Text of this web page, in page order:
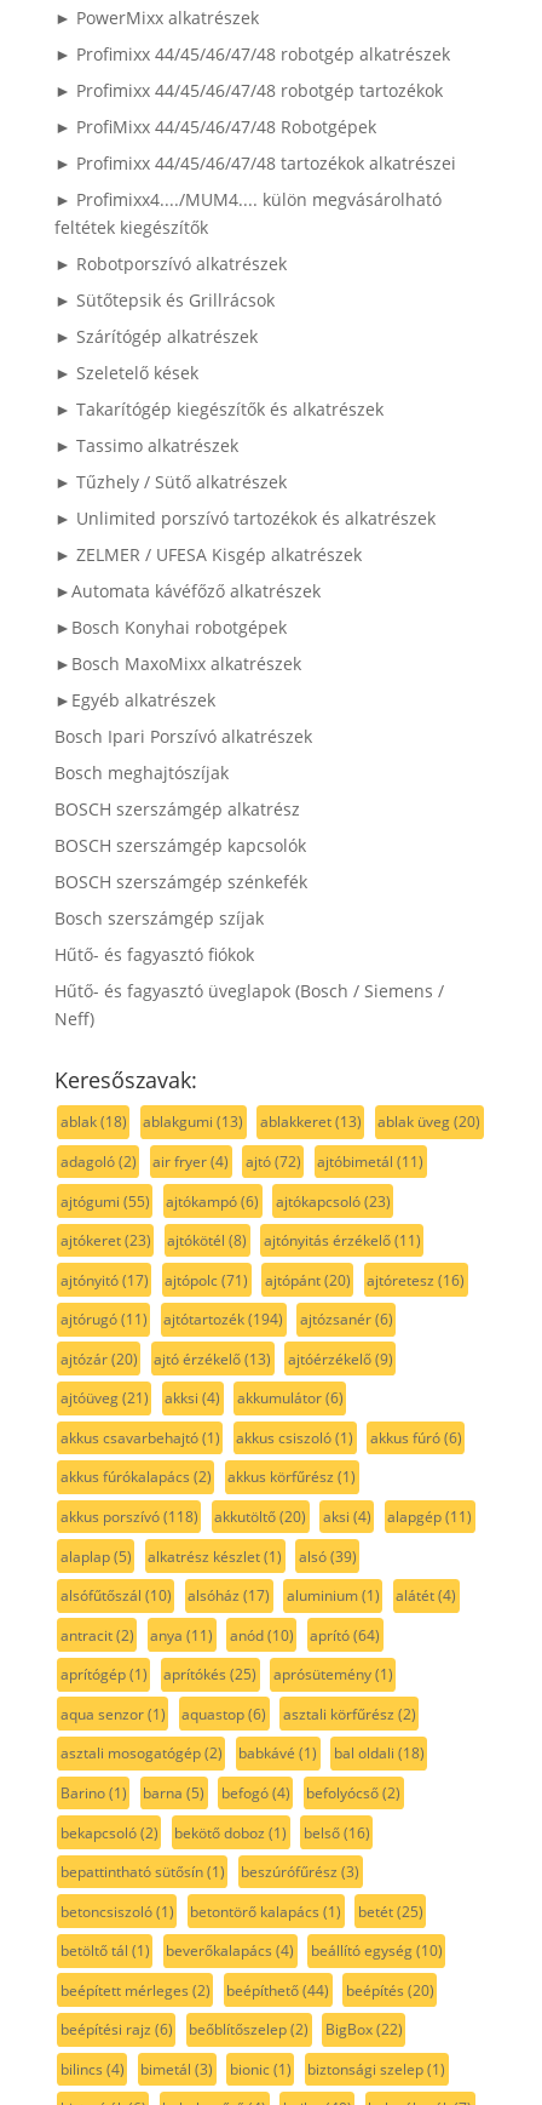
► PowerMixx alkatrészek
► Profimixx 44/45/46/47/48 robotgép alkatrészek
► Profimixx 44/45/46/47/48 robotgép tartozékok
► ProfiMixx 44/45/46/47/48 Robotgépek
► Profimixx 44/45/46/47/48 tartozékok alkatrészei
► Profimixx4..../MUM4.... külön megvásárolható
feltétek kiegészítők
► Robotporszívó alkatrészek
► Sütőtepsik és Grillrácsok
► Szárítógép alkatrészek
► Szeletelő kések
► Takarítógép kiegészítők és alkatrészek
► Tassimo alkatrészek
► Tűzhely / Sütő alkatrészek
► Unlimited porszívó tartozékok és alkatrészek
► ZELMER / UFESA Kisgép alkatrészek
►Automata kávéfőző alkatrészek
►Bosch Konyhai robotgépek
►Bosch MaxoMixx alkatrészek
►Egyéb alkatrészek
Bosch Ipari Porszívó alkatrészek
Bosch meghajtószíjak
BOSCH szerszámgép alkatrész
BOSCH szerszámgép kapcsolók
BOSCH szerszámgép szénkefék
Bosch szerszámgép szíjak
Hűtő- és fagyasztó fiókok
Hűtő- és fagyasztó üveglapok (Bosch / Siemens /
Neff)
Keresőszavak:
ablak(18) ablakgumi (13) ablakkeret(13) ablak üveg(20)
adagoló(2) air fryer(4) ajtó(72) ajtóbimetál (11)
ajtógumi (55) ajtókampó(6) ajtókapcsoló(23)
ajtókeret(23) ajtókötél (8) ajtónyitás érzékelő(11)
ajtónyitó(17) ajtópolc(71) ajtópánt(20) ajtóretesz (16)
ajtórugó(11) ajtótartozék(194) ajtózsanér(6)
ajtózár(20) ajtó érzékelő(13) ajtóérzékelő(9)
ajtóüveg(21) akksi (4) akkumulátor(6)
akkus csavarbehajtó(1) akkus csiszoló(1) akkus fúró(6)
akkus fúrókalapács (2) akkus körfűrész (1)
akkus porszívó(118) akkutöltő(20) aksi (4) alapgép(11)
alaplap(5) alkatrész készlet(1) alsó(39)
alsófűtőszál (10) alsóház (17) aluminium(1) alátét(4)
antracit(2) anya (11) anód(10) aprító(64)
aprítógép(1) aprítókés (25) aprósütemény(1)
aqua senzor(1) aquastop(6) asztali körfűrész (2)
asztali mosogatógép(2) babkávé (1) bal oldali (18)
Barino(1) barna (5) befogó(4) befolyócső(2)
bekapcsoló(2) bekötő doboz (1) belső(16)
bepattintható sütősín(1) beszúrófűrész (3)
betoncsiszoló(1) betontörő kalapács (1) betét(25)
betöltő tál (1) beverőkalapács (4) beállító egység(10)
beépített mérleges (2) beépíthető(44) beépítés (20)
beépítési rajz (6) beőblítőszelep(2) BigBox(22)
bilincs (4) bimetál (3) bionic(1) biztonsági szelep(1)